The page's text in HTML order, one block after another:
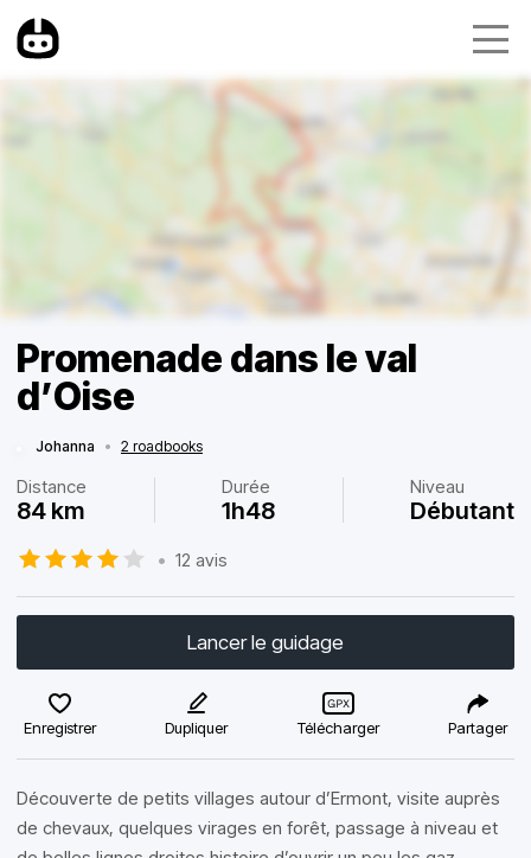
Promenade dans le val
d’Oise
Johanna • 2 roadbooks
Distance
84 km
Durée
1h48
Niveau
Débutant
• 12 avis
Lancer le guidage
Enregistrer Dupliquer Télécharger Partager
Découverte de petits villages autour d’Ermont, visite auprès
de chevaux, quelques virages en forêt, passage à niveau et